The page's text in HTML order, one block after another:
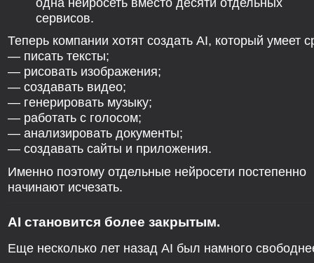
сервисов.
Теперь компании хотят создать AI, который умеет
— писать тексты;
— рисовать изображения;
— создавать видео;
— генерировать музыку;
— работать с голосом;
— анализировать документы;
— создавать сайты и приложения.
Именно поэтому отдельные нейросети постепенно
начинают исчезать.
AI становится более закрытым.
Еще несколько лет назад AI был намного